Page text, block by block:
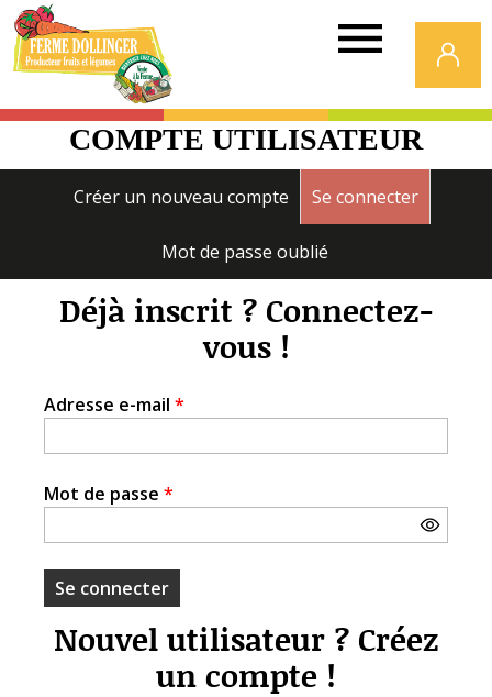
COMPTE UTILISATEUR
Onglets
principaux
Créer un nouveau compte Se connecter(onglet
Mot de passe oublié
Déjà inscrit ? Connectez-
vous !
Adresse e-mail *
Mot de passe *
Nouvel utilisateur ? Créez
un compte !